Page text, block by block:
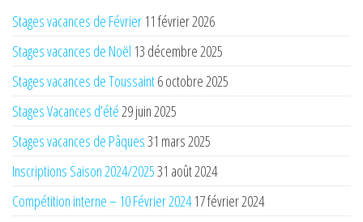
Stages vacances de Février 11 février 2026
Stages vacances de Noël 13 décembre 2025
Stages vacances de Toussaint6 octobre 2025
Stages Vacances d’été29 juin 2025
Stages vacances de Pâques31 mars 2025
Inscriptions Saison 2024/202531 août 2024
Compétition interne – 10 Février 2024 17 février 2024